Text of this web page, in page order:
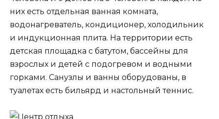
них есть отдельная ванная комната,
водонагреватель, кондиционер, холодильник
и индукционная плита. На территории есть
детская площадка с батутом, бассейны для
взрослых и детей с подогревом и водными
горками. Санузлы и ванны оборудованы, в
туалетах есть бильярд и настольный теннис.